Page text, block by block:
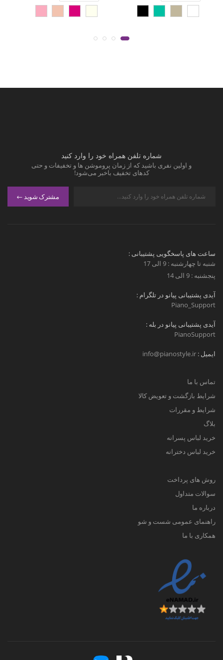
شماره تلفن همراه خود را وارد کنید
و اولین نفری باشید که از زمان پروموشن ها و تخفیفات و حتی
کدهای تخفیف باخبر می‌شود!
مشترک شوید
ساعت های پاسخگویی پشتیبانی :
شنبه تا چهارشنبه : 9 الی 17
پنجشنبه : 9 الی 14
آیدی پشتیبانی پیانو در تلگرام :
Piano_Support
آیدی پشتیبانی پیانو در بله :
PianoSupport
ایمیل : info@pianostyle.ir
تماس با ما
شرایط بازگشت و تعویض کالا
شرایط و مقررات
بلاگ
خرید لباس پسرانه
خرید لباس دخترانه
روش های پرداخت
سوالات متداول
درباره ما
راهنمای عمومی شست و شو
همکاری با ما